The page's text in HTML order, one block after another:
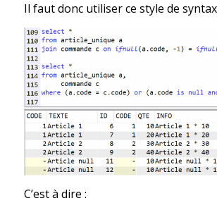
Il faut donc utiliser ce style de
C’est à dire :